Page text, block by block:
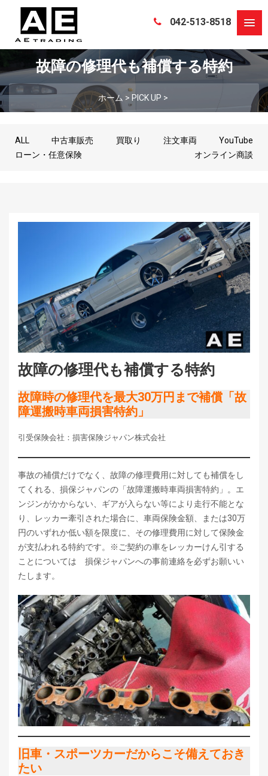
042-513-8518
故障の修理代も補償する特約
ホーム > PICK UP >
ALL 中古車販売 買取り 注文車両
YouTube
ローン・任意保険
オンライン商談
故障の修理代も補償する特約
故障時の修理代を最大30万円まで補償「故
障運搬時車両損害特約」
引受保険会社：損害保険ジャパン株式会社
事故の補償だけでなく、故障の修理費用に対しても補償をし
てくれる、損保ジャパンの「故障運搬時車両損害特約」。エ
ンジンがかからない、ギアが入らない等により走行不能とな
り、レッカー牽引された場合に、車両保険金額、または30万
円のいずれか低い額を限度に、その修理費用に対して保険金
が支払われる特約です。※ご契約の車をレッカーけん引する
ことについては 損保ジャパンへの事前連絡を必ずお願いい
たします。
旧車・スポーツカーだからこそ備えておき
たい